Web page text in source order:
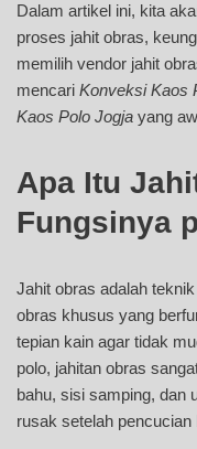
Dalam artikel ini, kita
proses jahit obras,
memilih vendor jahit
mencari Konveksi Kaos
Kaos Polo Jogja yang
Apa Itu
Fungsinya
Jahit obras adalah
obras khusus yang
tepian kain agar tidak
polo, jahitan obras
bahu, sisi samping, dan
rusak setelah pencucian